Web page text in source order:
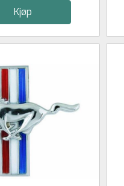
Kjøp